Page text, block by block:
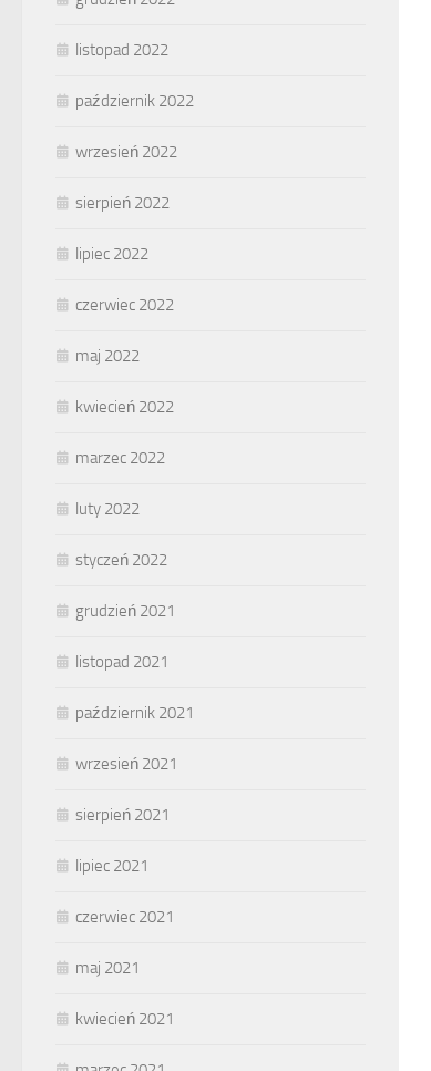
listopad 2022
październik 2022
wrzesień 2022
sierpień 2022
lipiec 2022
czerwiec 2022
maj 2022
kwiecień 2022
marzec 2022
luty 2022
styczeń 2022
grudzień 2021
listopad 2021
październik 2021
wrzesień 2021
sierpień 2021
lipiec 2021
czerwiec 2021
maj 2021
kwiecień 2021